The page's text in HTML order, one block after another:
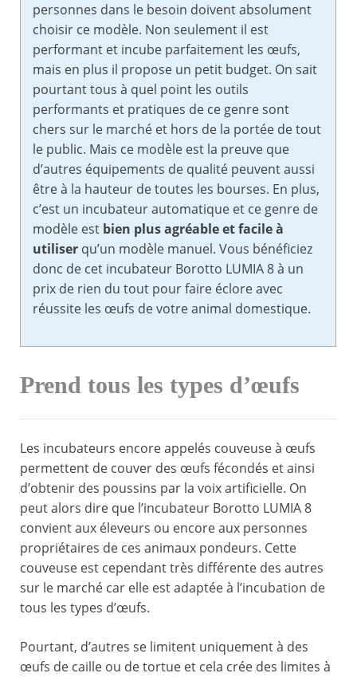
personnes dans le besoin doivent absolument
choisir ce modèle. Non seulement il est
performant et incube parfaitement les œufs,
mais en plus il propose un petit budget. On sait
pourtant tous à quel point les outils
performants et pratiques de ce genre sont
chers sur le marché et hors de la portée de tout
le public. Mais ce modèle est la preuve que
d’autres équipements de qualité peuvent aussi
être à la hauteur de toutes les bourses. En plus,
c’est un incubateur automatique et ce genre de
modèle est bien plus agréable et facile à
utiliser qu’un modèle manuel. Vous bénéficiez
donc de cet incubateur Borotto LUMIA 8 à un
prix de rien du tout pour faire éclore avec
réussite les œufs de votre animal domestique.
Prend tous les types d’œufs
Les incubateurs encore appelés couveuse à œufs
permettent de couver des œufs fécondés et ainsi
d’obtenir des poussins par la voix artificielle. On
peut alors dire que l’incubateur Borotto LUMIA 8
convient aux éleveurs ou encore aux personnes
propriétaires de ces animaux pondeurs. Cette
couveuse est cependant très différente des autres
sur le marché car elle est adaptée à l’incubation de
tous les types d’œufs.
Pourtant, d’autres se limitent uniquement à des
œufs de caille ou de tortue et cela crée des limites à